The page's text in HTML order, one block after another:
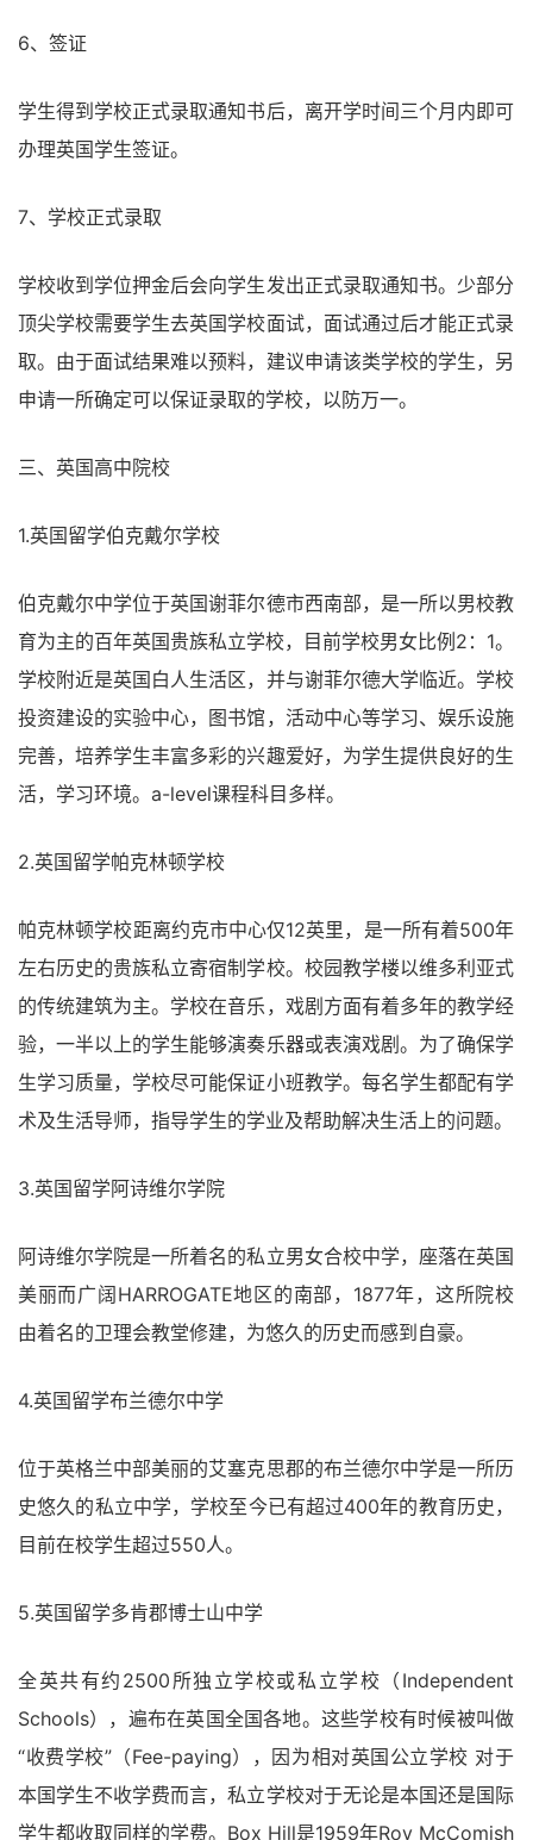
6、签证
学生得到学校正式录取通知书后，离开学时间三个月内即可
办理英国学生签证。
7、学校正式录取
学校收到学位押金后会向学生发出正式录取通知书。少部分
顶尖学校需要学生去英国学校面试，面试通过后才能正式录
取。由于面试结果难以预料，建议申请该类学校的学生，另
申请一所确定可以保证录取的学校，以防万一。
三、英国高中院校
1.英国留学伯克戴尔学校
伯克戴尔中学位于英国谢菲尔德市西南部，是一所以男校教
育为主的百年英国贵族私立学校，目前学校男女比例2：1。
学校附近是英国白人生活区，并与谢菲尔德大学临近。学校
投资建设的实验中心，图书馆，活动中心等学习、娱乐设施
完善，培养学生丰富多彩的兴趣爱好，为学生提供良好的生
活，学习环境。a-level课程科目多样。
2.英国留学帕克林顿学校
帕克林顿学校距离约克市中心仅12英里，是一所有着500年
左右历史的贵族私立寄宿制学校。校园教学楼以维多利亚式
的传统建筑为主。学校在音乐，戏剧方面有着多年的教学经
验，一半以上的学生能够演奏乐器或表演戏剧。为了确保学
生学习质量，学校尽可能保证小班教学。每名学生都配有学
术及生活导师，指导学生的学业及帮助解决生活上的问题。
3.英国留学阿诗维尔学院
阿诗维尔学院是一所着名的私立男女合校中学，座落在英国
美丽而广阔HARROGATE地区的南部，1877年，这所院校
由着名的卫理会教堂修建，为悠久的历史而感到自豪。
4.英国留学布兰德尔中学
位于英格兰中部美丽的艾塞克思郡的布兰德尔中学是一所历
史悠久的私立中学，学校至今已有超过400年的教育历史，
目前在校学生超过550人。
5.英国留学多肯郡博士山中学
全英共有约2500所独立学校或私立学校（Independent
Schools），遍布在英国全国各地。这些学校有时候被叫做
“收费学校”（Fee-paying），因为相对英国公立学校 对于
本国学生不收学费而言，私立学校对于无论是本国还是国际
学生都收取同样的学费。Box Hill是1959年Roy McComish